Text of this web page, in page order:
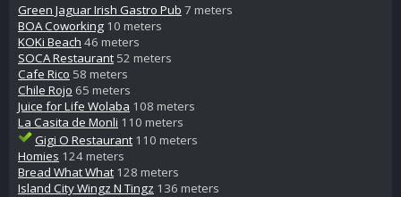
Green Jaguar Irish Gastro Pub 7 meters
BOA Coworking 10 meters
KOKi Beach 46 meters
SOCA Restaurant 52 meters
Cafe Rico 58 meters
Chile Rojo 65 meters
Juice for Life Wolaba 108 meters
La Casita de Monli 110 meters
Gigi O Restaurant 110 meters
Homies 124 meters
Bread What What 128 meters
Island City Wingz N Tingz 136 meters